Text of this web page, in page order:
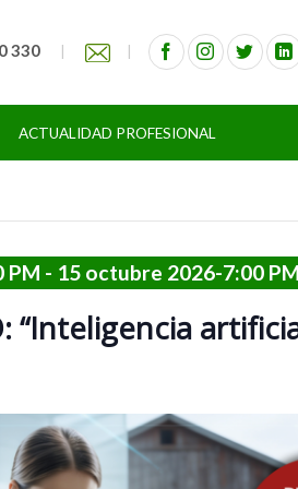
330 | |
ACTUALIDAD PROFESIONAL
PM - 15 octubre 2026-7:00 PM
“Inteligencia